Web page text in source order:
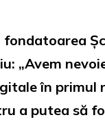
fondatoarea
„Avem
în primul
a putea să